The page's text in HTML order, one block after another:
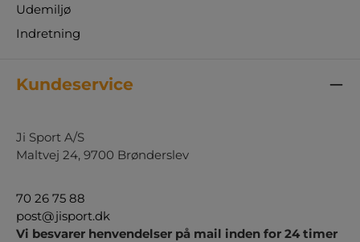
Udemiljø
Indretning
Kundeservice
Ji Sport A/S
Maltvej 24, 9700 Brønderslev
70 26 75 88
post@jisport.dk
Vi besvarer henvendelser på mail inden for 24 timer